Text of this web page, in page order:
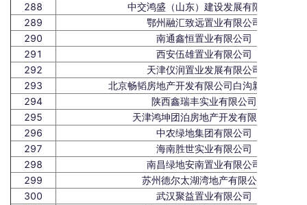
288
中交鸿盛（山东）建设发展有限公司
289
鄂州融汇致远置业有限公司
290
南通鑫恒置业有限公司
291
西安伍雄置业有限公司
292
天津仪润置业发展有限公司
293
北京畅韬房地产开发有限公司白沟新城分公司
294
陕西鑫瑞丰实业有限公司
295
天津鸿坤团泊房地产开发有限公司
296
中农绿地集团有限公司
297
海南胜世实业有限公司
298
南昌绿地安南置业有限公司
299
苏州德尔太湖湾地产有限公司
300
武汉聚益置业有限公司